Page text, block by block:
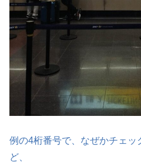
例の4桁番号で、なぜかチェッ
ど、